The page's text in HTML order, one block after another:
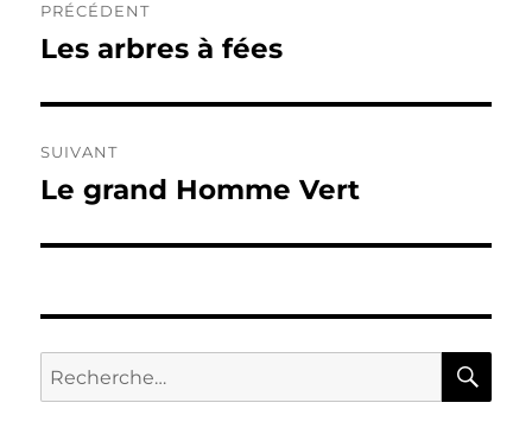
de
PRÉCÉDENT
Publication
Les arbres à fées
SUIVANT
Publication
Le grand Homme Vert
Recherche
pour :